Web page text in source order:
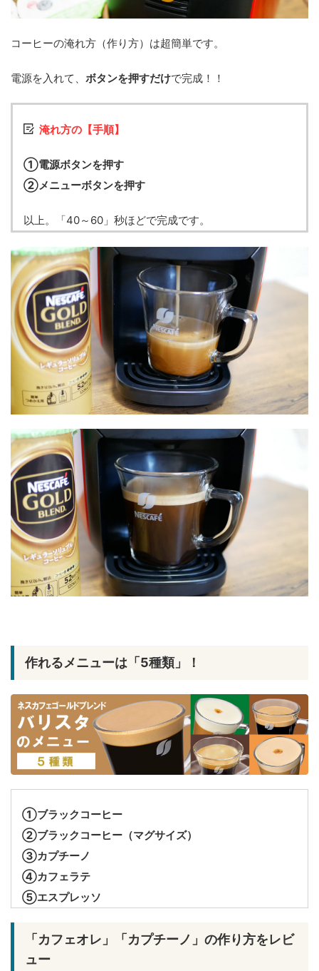
コーヒーの淹れ方（作り方）は超簡単です。
電源を入れて、 ボタンを押すだけで完成！！
淹れ方の【手順】
①電源ボタンを押す
②メニューボタンを押す
以上。「40～60」秒ほどで完成です。
作れるメニューは「5種類」！
①ブラックコーヒー
②ブラックコーヒー（マグサイズ）
③カプチーノ
④カフェラテ
⑤エスプレッソ
「カフェオレ」「カプチーノ」の作り方をレビ
ュー